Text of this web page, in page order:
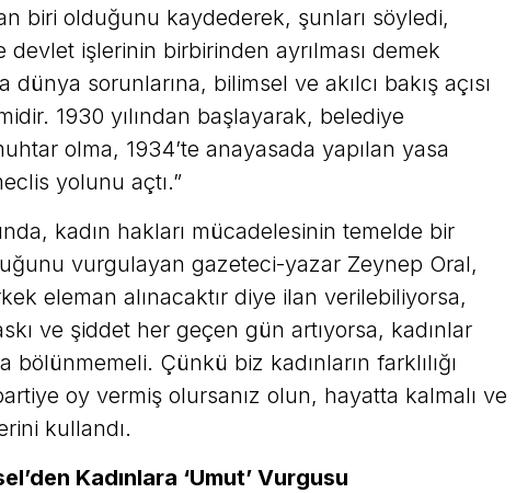
biri olduğunu kaydederek, şunları söyledi,
devlet işlerinin birbirinden ayrılması demek
sorunlarına, bilimsel ve akılcı bakış açısı
1930 yılından başlayarak, belediye
olma, 1934’te anayasada yapılan yasa
yolunu açtı.”
kadın hakları mücadelesinin temelde bir
vurgulayan gazeteci-yazar Zeynep Oral,
eleman alınacaktır diye ilan verilebiliyorsa,
ve şiddet her geçen gün artıyorsa, kadınlar
bölünmemeli. Çünkü biz kadınların farklılığı
oy vermiş olursanız olun, hayatta kalmalı ve
kullandı.
Kadınlara ‘Umut’ Vurgusu